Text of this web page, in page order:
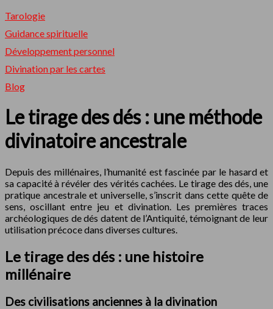
Tarologie
Guidance spirituelle
Développement personnel
Divination par les cartes
Blog
Le tirage des dés : une méthode
divinatoire ancestrale
Depuis des millénaires, l’humanité est fascinée par le hasard et
sa capacité à révéler des vérités cachées. Le tirage des dés, une
pratique ancestrale et universelle, s’inscrit dans cette quête de
sens, oscillant entre jeu et divination. Les premières traces
archéologiques de dés datent de l’Antiquité, témoignant de leur
utilisation précoce dans diverses cultures.
Le tirage des dés : une histoire
millénaire
Des civilisations anciennes à la divination